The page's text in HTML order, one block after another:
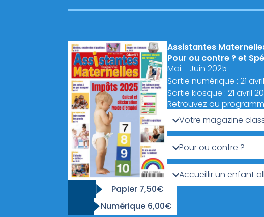
Papier 7,50€
Numérique 6,00€
Assistantes
Pour ou contre ? et
Mai - Juin 2025
Sortie numérique : 21
Sortie kiosque : 21 avril
Retrouvez au
Votre magazine
Pour ou contre ?
Accueillir un enfant